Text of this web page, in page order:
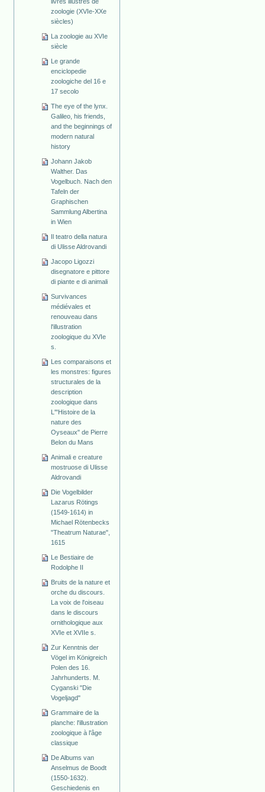
zoologie (XVIe-XXe
siècles)
La zoologie au XVIe
siècle
Le grande
enciclopedie
zoologiche del 16 e
17 secolo
The eye of the lynx.
Galileo, his friends,
and the beginnings of
modern natural
history
Johann Jakob
Walther. Das
Vogelbuch. Nach den
Tafeln der
Graphischen
Sammlung Albertina
in Wien
Il teatro della natura
di Ulisse Aldrovandi
Jacopo Ligozzi
disegnatore e pittore
di piante e di animali
Survivances
médiévales et
renouveau dans
l'illustration
zoologique du XVIe
s.
Les comparaisons et
les monstres: figures
structurales de la
description
zoologique dans
L'"Histoire de la
nature des
Oyseaux" de Pierre
Belon du Mans
Animali e creature
mostruose di Ulisse
Aldrovandi
Die Vogelbilder
Lazarus Rötings
(1549-1614) in
Michael Rötenbecks
"Theatrum Naturae",
1615
Le Bestiaire de
Rodolphe II
Bruits de la nature et
orche du discours.
La voix de l'oiseau
dans le discours
ornithologique aux
XVIe et XVIIe s.
Zur Kenntnis der
Vögel im Königreich
Polen des 16.
Jahrhunderts. M.
Cyganski "Die
Vogeljagd"
Grammaire de la
planche: l'illustration
zoologique à l'âge
classique
De Albums van
Anselmus de Boodt
(1550-1632).
Geschiedenis en